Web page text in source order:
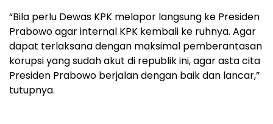
“Bila perlu Dewas KPK melapor langsung ke Presiden
Prabowo agar internal KPK kembali ke ruhnya. Agar
dapat terlaksana dengan maksimal pemberantasan
korupsi yang sudah akut di republik ini, agar asta cita
Presiden Prabowo berjalan dengan baik dan lancar,”
tutupnya.